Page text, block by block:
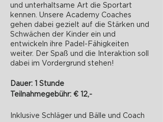
und unterhaltsame Art die Sportart
kennen. Unsere Academy Coaches
gehen dabei gezielt auf die Stärken und
Schwächen der Kinder ein und
entwickeln ihre Padel-Fähigkeiten
weiter. Der Spaß und die Interaktion soll
dabei im Vordergrund stehen!
Dauer: 1 Stunde
Teilnahmegebühr: € 12,-
Inklusive Schläger und Bälle und Coach